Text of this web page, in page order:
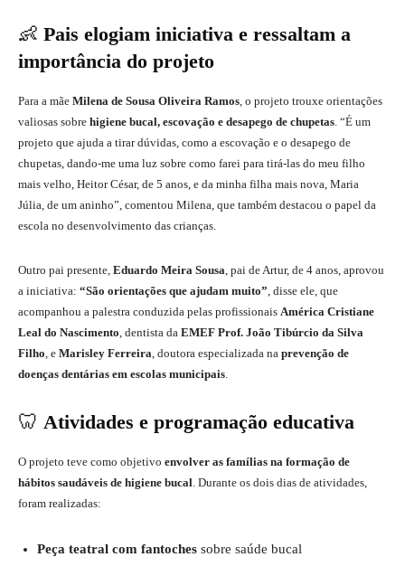
👶 Pais elogiam iniciativa e ressaltam a
importância do projeto
Para a mãe Milena de Sousa Oliveira Ramos , o projeto trouxe orientações
valiosas sobre higiene bucal, escovação e desapego de chupetas . “É um
projeto que ajuda a tirar dúvidas, como a escovação e o desapego de
chupetas, dando-me uma luz sobre como farei para tirá-las do meu filho
mais velho, Heitor César, de 5 anos, e da minha filha mais nova, Maria
Júlia, de um aninho”, comentou Milena, que também destacou o papel da
escola no desenvolvimento das crianças.
Outro pai presente, Eduardo Meira Sousa , pai de Artur, de 4 anos, aprovou
a iniciativa: “São orientações que ajudam muito” , disse ele, que
acompanhou a palestra conduzida pelas profissionais América Cristiane
Leal do Nascimento , dentista da EMEF Prof. João Tibúrcio da Silva
Filho , e Marisley Ferreira , doutora especializada na prevenção de
doenças dentárias em escolas municipais
🦷 Atividades e programação educativa
O projeto teve como objetivo envolver as famílias na formação de
hábitos saudáveis de higiene bucal . Durante os dois dias de atividades,
foram realizadas:
Peça teatral com fantoches sobre saúde bucal